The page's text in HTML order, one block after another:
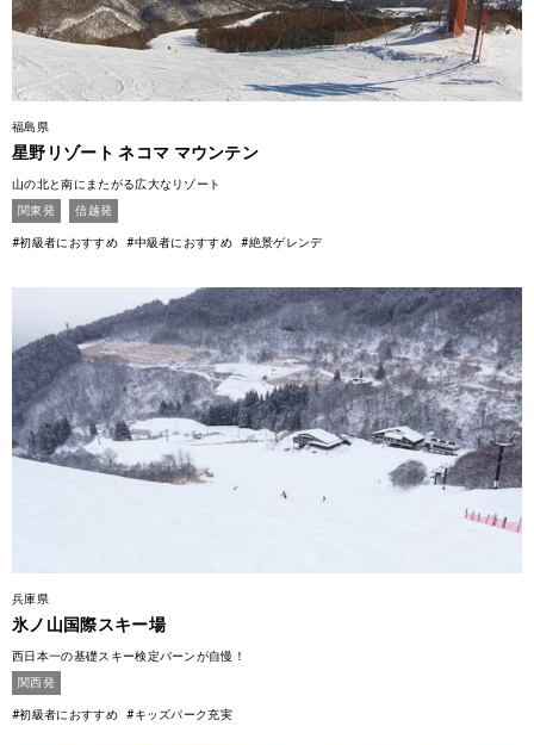
福島県
星野リゾート ネコマ マウンテン
山の北と南にまたがる広大なリゾート
関東発
信越発
#初級者におすすめ #中級者におすすめ #絶景ゲレンデ
兵庫県
氷ノ山国際スキー場
西日本一の基礎スキー検定バーンが自慢！
関西発
#初級者におすすめ #キッズパーク充実